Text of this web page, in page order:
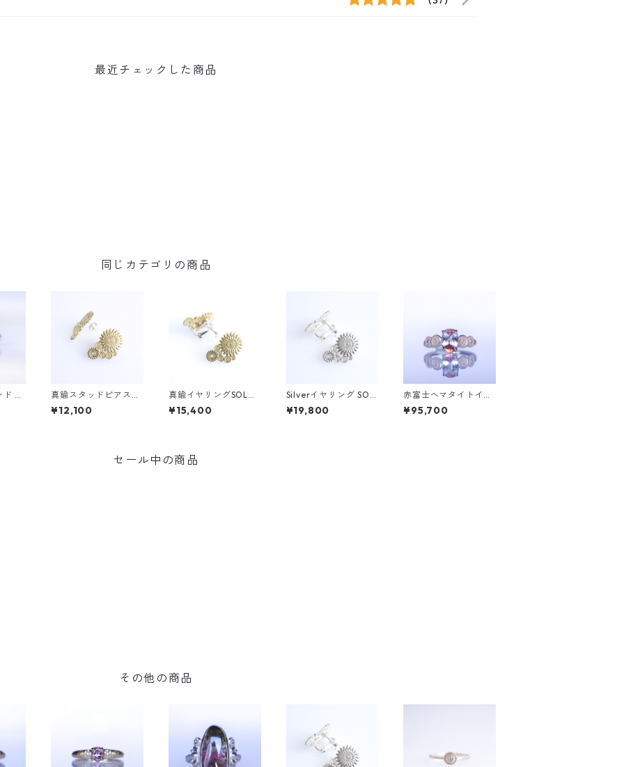
最近チェックした商品
同じカテゴリの商品
ピ
真鍮スタッドピアス
SOL（ソル）
¥12,100
真鍮イヤリングSOL
（ソル）
¥15,400
Silverイヤリング SOL
(ソル)
¥19,800
赤富士ヘマタイトイン
クォーツK10リング D
AHMA(ダーマ)[D052]
¥95,700
セール中の商品
その他の商品